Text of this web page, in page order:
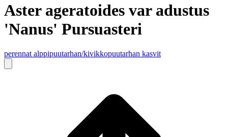
Aster ageratoides var adustus
'Nanus' Pursuasteri
perennat alppipuutarhan/kivikkopuutarhan kasvit